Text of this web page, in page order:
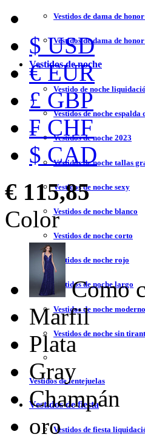
Vestidos de dama de
Vestidos de dama de
Vestidos de noche
Vestido de noche
Vestidos de noche espalda
Vestidos de noche 2023
Vestidos de noche tallas
Vestidos de noche sexy
Vestidos de noche blanco
Vestidos de noche corto
Vestidos de noche rojo
Vestidos de noche largo
Vestidos de noche moderno
Vestidos de noche sin
Vestidos de lentejuelas
Vestidos de fiesta
Vestidos de fiesta
$ USD
€ EUR
£ GBP
₣ CHF
$ CAD
€ 115,85
Color
Como
Marfil
Plata
Gray
Champán
oro